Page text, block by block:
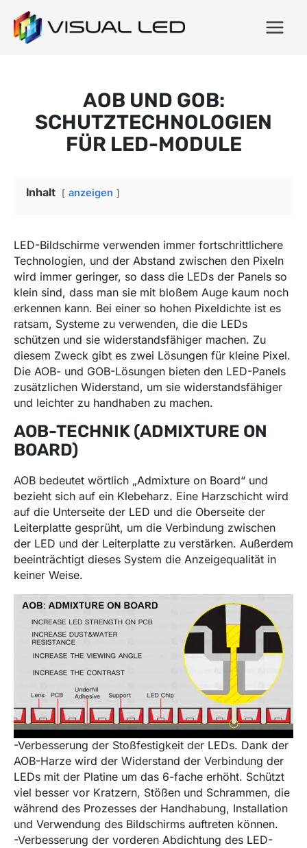
AOB UND GOB:
SCHUTZTECHNOLOGIEN
FÜR LED-MODULE
Inhalt anzeigen
LED-Bildschirme verwenden immer fortschrittlichere
Technologien, und der Abstand zwischen den Pixeln
wird immer geringer, so dass die LEDs der Panels so
klein sind, dass man sie mit bloßem Auge kaum noch
erkennen kann. Bei einer so hohen Pixeldichte ist es
ratsam, Systeme zu verwenden, die die LEDs
schützen und sie widerstandsfähiger machen. Zu
diesem Zweck gibt es zwei Lösungen für kleine Pixel.
Die AOB- und GOB-Lösungen bieten den LED-Panels
zusätzlichen Widerstand, um sie widerstandsfähiger
und leichter zu handhaben zu machen.
AOB-TECHNIK (ADMIXTURE ON
BOARD)
AOB bedeutet wörtlich „Admixture on Board“ und
bezieht sich auf ein Klebeharz. Eine Harzschicht wird
auf die Unterseite der LED und die Oberseite der
Leiterplatte gesprüht, um die Verbindung zwischen
der LED und der Leiterplatte zu verstärken. Außerdem
beeinträchtigt dieses System die Anzeigequalität in
keiner Weise.
-Verbesserung der Stoßfestigkeit der LEDs. Dank der
AOB-Harze wird der Widerstand der Verbindung der
LEDs mit der Platine um das 6-fache erhöht. Schützt
viel besser vor Kratzern, Stößen und Schrammen, die
während des Prozesses der Handhabung, Installation
und Verwendung des Bildschirms auftreten können.
-Verbesserung der vorderen Abdichtung des LED-